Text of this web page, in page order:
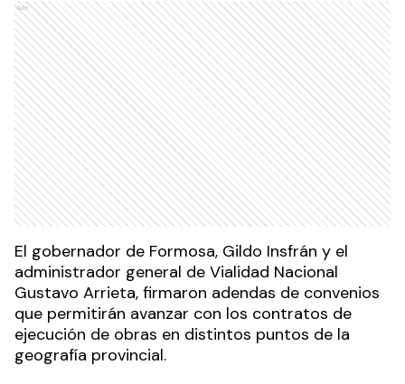
Ads
El gobernador de Formosa, Gildo Insfrán y el
administrador general de Vialidad Nacional
Gustavo Arrieta, firmaron adendas de convenios
que permitirán avanzar con los contratos de
ejecución de obras en distintos puntos de la
geografía provincial.